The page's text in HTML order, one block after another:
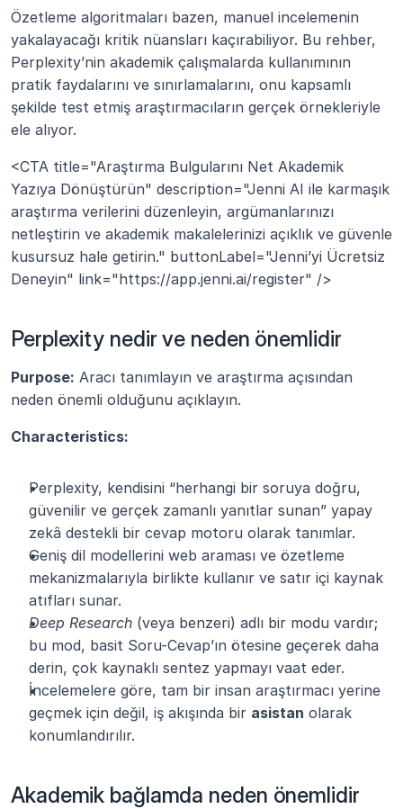
Özetleme algoritmaları bazen, manuel incelemenin
yakalayacağı kritik nüansları kaçırabiliyor. Bu rehber,
Perplexity’nin akademik çalışmalarda kullanımının
pratik faydalarını ve sınırlamalarını, onu kapsamlı
şekilde test etmiş araştırmacıların gerçek örnekleriyle
ele alıyor.
<CTA title="Araştırma Bulgularını Net Akademik
Yazıya Dönüştürün" description="Jenni AI ile karmaşık
araştırma verilerini düzenleyin, argümanlarınızı
netleştirin ve akademik makalelerinizi açıklık ve güvenle
kusursuz hale getirin." buttonLabel="Jenni’yi Ücretsiz
Deneyin" link="https://app.jenni.ai/register" />
Perplexity nedir ve neden önemlidir
Purpose: Aracı tanımlayın ve araştırma açısından
neden önemli olduğunu açıklayın.
Characteristics:
Perplexity, kendisini “herhangi bir soruya doğru,
güvenilir ve gerçek zamanlı yanıtlar sunan” yapay
zekâ destekli bir cevap motoru olarak tanımlar.
Geniş dil modellerini web araması ve özetleme
mekanizmalarıyla birlikte kullanır ve satır içi kaynak
atıfları sunar.
Deep Research (veya benzeri) adlı bir modu vardır;
bu mod, basit Soru-Cevap’ın ötesine geçerek daha
derin, çok kaynaklı sentez yapmayı vaat eder.
İncelemelere göre, tam bir insan araştırmacı yerine
geçmek için değil, iş akışında bir asistan olarak
konumlandırılır.
Akademik bağlamda neden önemlidir